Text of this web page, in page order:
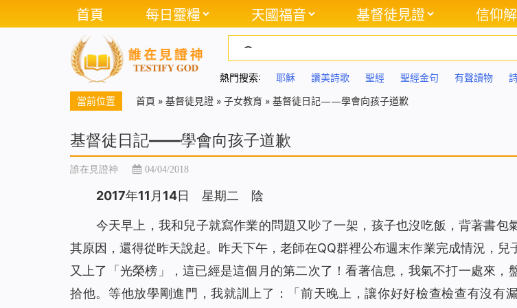
首頁 每日靈糧 天國福音 基督徒見證 信仰
熱門搜索: 耶穌 讚美詩歌 聖經 聖經金句 有聲讀物
當前位置 首頁 » 基督徒見證 » 子女教育 » 基督徒日記——學會向孩子道歉
基督徒日記——學會向孩子道歉
誰在見證神 04/04/2018
2017年11月14日 星期二 陰
今天早上，我和兒子就寫作業的問題又吵了一架，孩子也沒吃飯，背著書包
其原因，還得從昨天說起。昨天下午，老師在QQ群裡公布週末作業完成情況，兒
又上了「光榮榜」，這已經是這個月的第二次了！看著信息，我氣不打一處來，
拾他。等他放學剛進門，我就訓上了：「前天晚上，讓你好好檢查檢查有沒有